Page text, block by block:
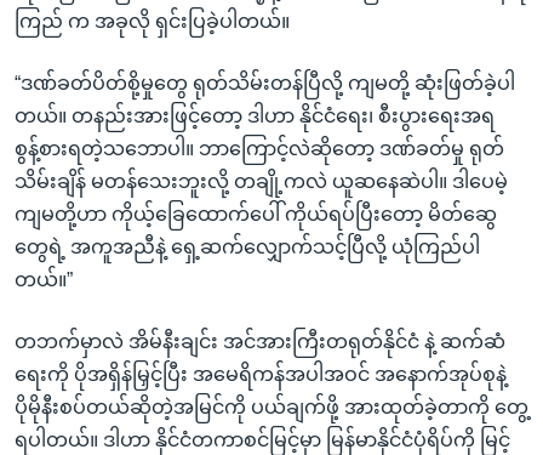
ကြည် က အခုလို ရှင်းပြခဲ့ပါတယ်။
“ဒဏ်ခတ်ပိတ်စို့မှုတွေ ရုတ်သိမ်းတန်ပြီလို့ ကျမတို့ ဆုံးဖြတ်ခဲ့ပါ
တယ်။ တနည်းအားဖြင့်တော့ ဒါဟာ နိုင်ငံရေး၊ စီးပွားရေးအရ
စွန့်စားရတဲ့သဘောပါ။ ဘာကြောင့်လဲဆိုတော့ ဒဏ်ခတ်မှု ရုတ်
သိမ်းချိန် မတန်သေးဘူးလို့ တချို့ကလဲ ယူဆနေဆဲပါ။ ဒါပေမဲ့
ကျမတို့ဟာ ကိုယ့်ခြေထောက်ပေါ် ကိုယ်ရပ်ပြီးတော့ မိတ်ဆွေ
တွေရဲ့ အကူအညီနဲ့ ရှေ့ဆက်လျှောက်သင့်ပြီလို့ ယုံကြည်ပါ
တယ်။”
တဘက်မှာလဲ အိမ်နီးချင်း အင်အားကြီးတရုတ်နိုင်ငံ နဲ့ ဆက်ဆံ
ရေးကို ပိုအရှိန်မြှင့်ပြီး အမေရိကန်အပါအဝင် အနောက်အုပ်စုနဲ့
ပိုမိုနီးစပ်တယ်ဆိုတဲ့အမြင်ကို ပယ်ချက်ဖို့ အားထုတ်ခဲ့တာကို တွေ့
ရပါတယ်။ ဒါဟာ နိုင်ငံတကာစင်မြင့်မှာ မြန်မာနိုင်ငံပုံရိပ်ကို မြင့်